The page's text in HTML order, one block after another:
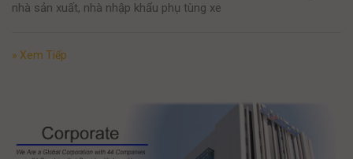
nhà sản xuất, nhà nhập khẩu phụ tùng xe
» Xem Tiếp